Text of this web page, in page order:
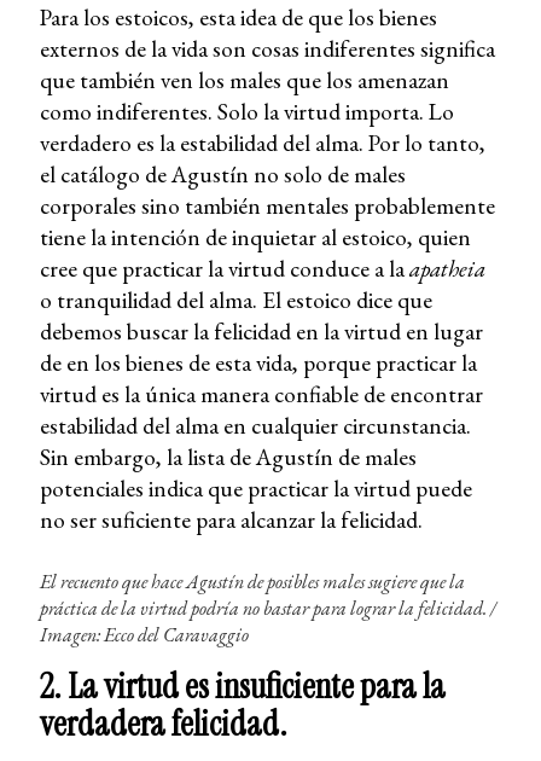
Para los estoicos, esta idea de que los bienes
externos de la vida son cosas indiferentes significa
que también ven los males que los amenazan
como indiferentes. Solo la virtud importa. Lo
verdadero es la estabilidad del alma. Por lo tanto,
el catálogo de Agustín no solo de males
corporales sino también mentales probablemente
tiene la intención de inquietar al estoico, quien
cree que practicar la virtud conduce a laapatheia
o tranquilidad del alma. El estoico dice que
debemos buscar la felicidad en la virtud en lugar
de en los bienes de esta vida, porque practicar la
virtud es la única manera confiable de encontrar
estabilidad del alma en cualquier circunstancia.
Sin embargo, la lista de Agustín de males
potenciales indica que practicar la virtud puede
no ser suficiente para alcanzar la felicidad.
El recuento que hace Agustín de posibles males sugiere que la
práctica de la virtud podría no bastar para lograr la felicidad. /
Imagen: Ecco del Caravaggio
2. La virtud es insuficiente para la
verdadera felicidad.